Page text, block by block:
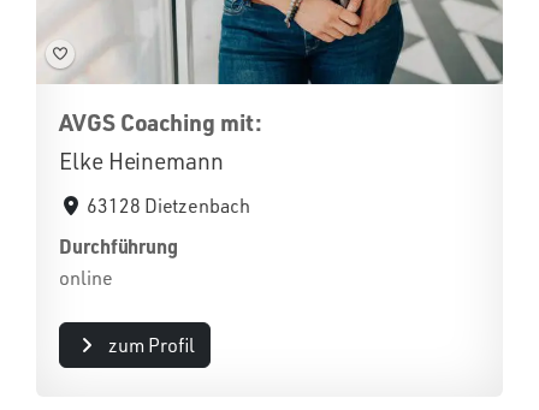
AVGS Coaching mit:
Elke Heinemann
63128 Dietzenbach
Durchführung
online
zum Profil